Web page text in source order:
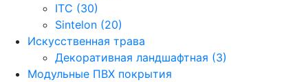
ITC (30)
Sintelon (20)
Искусственная трава
Декоративная ландшафтная (3)
Модульные ПВХ покрытия